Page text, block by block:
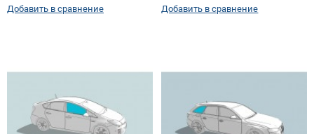
Добавить в сравнение Добавить в сравнение